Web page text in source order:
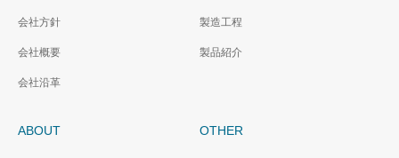
会社方針
会社概要
会社沿革
製造工程
製品紹介
ABOUT OTHER